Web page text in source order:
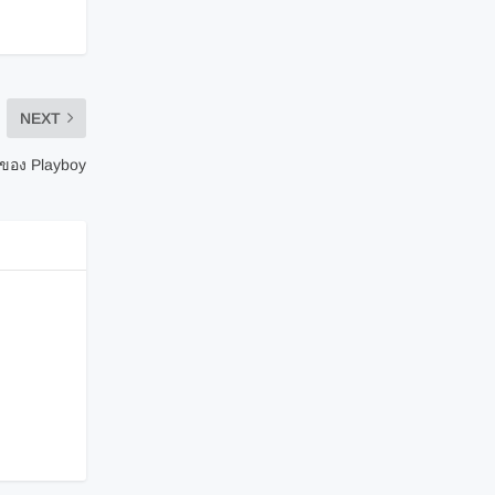
NEXT
อง Playboy